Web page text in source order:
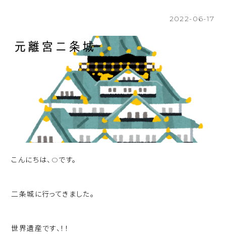
2022-06-17
こんにちは、Oです。
二条城に行ってきました。
世界遺産です、！！